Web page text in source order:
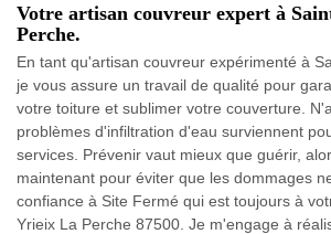
Votre artisan couvreur expert à
Perche.
En tant qu'artisan couvreur expérimenté à
je vous assure un travail de qualité pour
votre toiture et sublimer votre couverture.
problèmes d'infiltration d'eau surviennent
services. Prévenir vaut mieux que guérir,
maintenant pour éviter que les dommages
confiance à Site Fermé qui est toujours à
Yrieix La Perche 87500. Je m'engage à